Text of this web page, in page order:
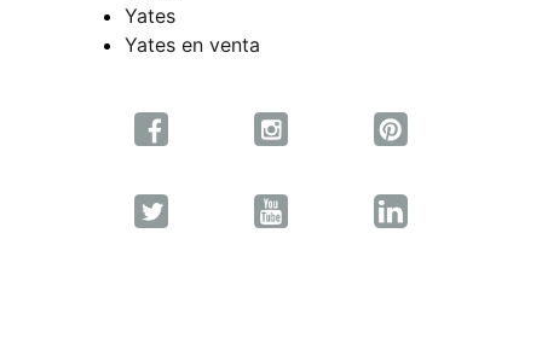
Yates
Yates en venta